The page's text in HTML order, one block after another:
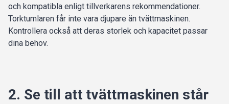
och kompatibla enligt tillverkarens rekommendationer.
Torktumlaren får inte vara djupare än tvättmaskinen.
Kontrollera också att deras storlek och kapacitet passar
dina behov.
2. Se till att tvättmaskinen står